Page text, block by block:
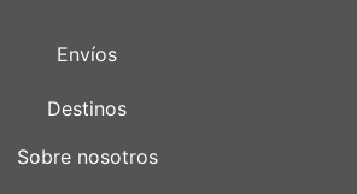
Envíos
Destinos
Sobre nosotros